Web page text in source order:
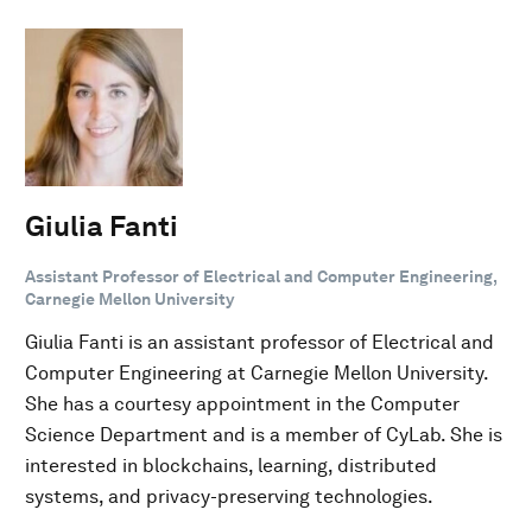
Giulia Fanti
Assistant Professor of Electrical and Computer Engineering,
Carnegie Mellon University
Giulia Fanti is an assistant professor of Electrical and
Computer Engineering at Carnegie Mellon University.
She has a courtesy appointment in the Computer
Science Department and is a member of CyLab. She is
interested in blockchains, learning, distributed
systems, and privacy-preserving technologies.